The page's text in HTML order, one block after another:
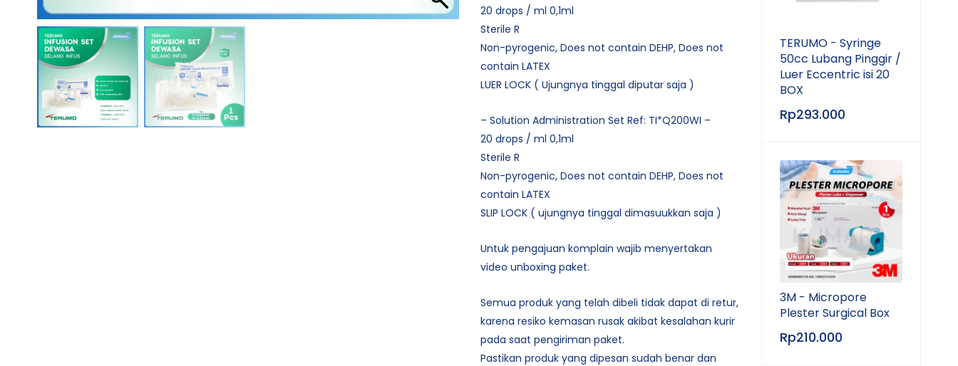
20 drops / ml 0,1ml
Sterile R
Non-pyrogenic, Does not contain DEHP, Does not
contain LATEX
LUER LOCK ( Ujungnya tinggal diputar saja )
– Solution Administration Set Ref: TI*Q200WI –
20 drops / ml 0,1ml
Sterile R
Non-pyrogenic, Does not contain DEHP, Does not
contain LATEX
SLIP LOCK ( ujungnya tinggal dimasuukkan saja )
Untuk pengajuan komplain wajib menyertakan
video unboxing paket.
Semua produk yang telah dibeli tidak dapat di retur,
karena resiko kemasan rusak akibat kesalahan kurir
pada saat pengiriman paket.
Pastikan produk yang dipesan sudah benar dan
TERUMO - Syringe
50cc Lubang Pinggir /
Luer Eccentric isi 20
BOX
Rp293.000
3M - Micropore
Plester Surgical Box
Rp210.000